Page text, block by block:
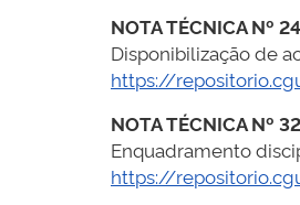
NOTA TÉCNICA Nº
Disponibilização de
https://
NOTA TÉCNICA Nº
Enquadramento
https://